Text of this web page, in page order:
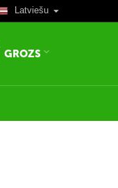
Latviešu
GROZS